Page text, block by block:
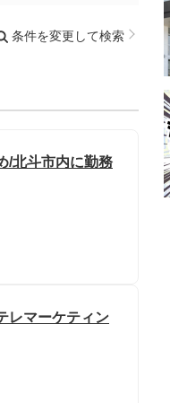
条件を変更して検索
/北斗市内に勤務
レマーケティン